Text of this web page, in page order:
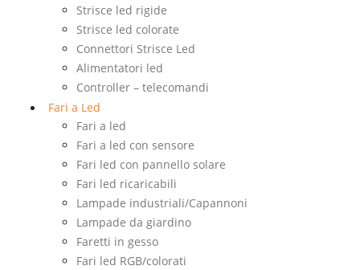
Strisce led rigide
Strisce led colorate
Connettori Strisce Led
Alimentatori led
Controller – telecomandi
Fari a Led
Fari a led
Fari a led con sensore
Fari led con pannello solare
Fari led ricaricabili
Lampade industriali/Capannoni
Lampade da giardino
Faretti in gesso
Fari led RGB/colorati